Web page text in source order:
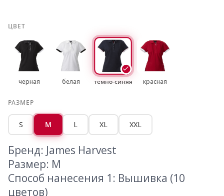
ЦВЕТ
черная белая темно-синяя красная
РАЗМЕР
S M L XL XXL
Бренд: James Harvest
Размер: M
Способ нанесения 1: Вышивка (10
цветов)